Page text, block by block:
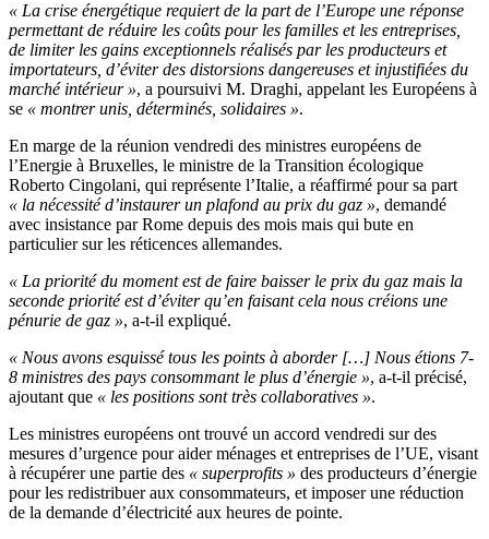
« La crise énergétique requiert de la part de l’Europe une réponse
permettant de réduire les coûts pour les familles et les entreprises,
de limiter les gains exceptionnels réalisés par les producteurs et
importateurs, d’éviter des distorsions dangereuses et injustifiées du
marché intérieur », a poursuivi M. Draghi, appelant les Européens à
se « montrer unis, déterminés, solidaires ».
En marge de la réunion vendredi des ministres européens de
l’Energie à Bruxelles, le ministre de la Transition écologique
Roberto Cingolani, qui représente l’Italie, a réaffirmé pour sa part
« la nécessité d’instaurer un plafond au prix du gaz », demandé
avec insistance par Rome depuis des mois mais qui bute en
particulier sur les réticences allemandes.
« La priorité du moment est de faire baisser le prix du gaz mais la
seconde priorité est d’éviter qu’en faisant cela nous créions une
pénurie de gaz », a-t-il expliqué.
« Nous avons esquissé tous les points à aborder […] Nous étions 7-
8 ministres des pays consommant le plus d’énergie », a-t-il précisé,
ajoutant que « les positions sont très collaboratives ».
Les ministres européens ont trouvé un accord vendredi sur des
mesures d’urgence pour aider ménages et entreprises de l’UE, visant
à récupérer une partie des « superprofits » des producteurs d’énergie
pour les redistribuer aux consommateurs, et imposer une réduction
de la demande d’électricité aux heures de pointe.